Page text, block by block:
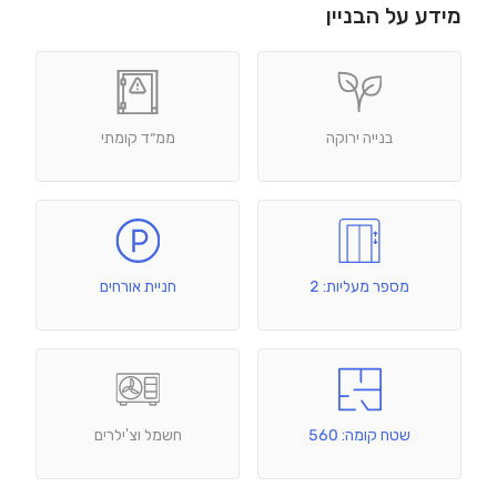
מידע על הבניין
בנייה ירוקה ממ״ד קומתי
מספר מעליות: 2 חניית אורחים
שטח קומה: 560 חשמל וצ'ילרים